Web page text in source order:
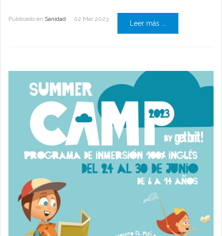
Publicado en Sanidad 02 Mar 2023
Leer más ...